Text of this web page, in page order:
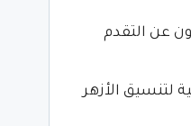
الأزهرية عام 2022 والمتخلفون عن التقدم
لتنسيق الأزهر